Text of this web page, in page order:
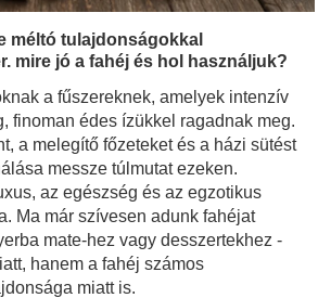
méltó tulajdonságokkal
mire jó a fahéj és hol használjuk?
a fűszereknek, amelyek intenzív
finoman édes ízükkel ragadnak meg.
a melegítő főzeteket és a házi sütést
messze túlmutat ezeken.
az egészség és az egzotikus
Ma már szívesen adunk fahéjat
mate-hez vagy desszertekhez -
hanem a fahéj számos
miatt is.